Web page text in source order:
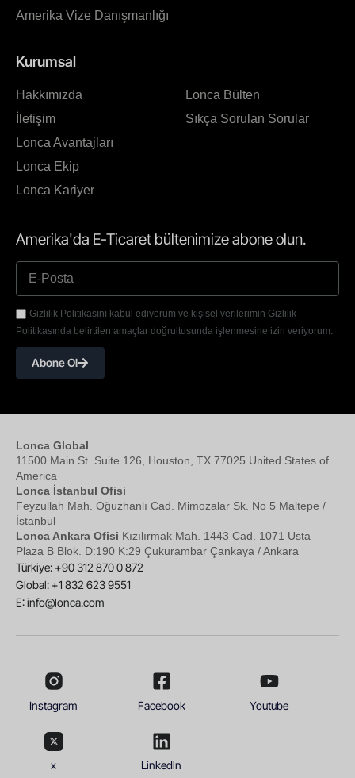
Amerika Vize Danışmanlığı
Kurumsal
Hakkımızda
İletişim
Lonca Avantajları
Lonca Ekip
Lonca Kariyer
Lonca Bülten
Sıkça Sorulan Sorular
Amerika'da E-Ticaret bültenimize abone olun.
Gizlilik Politikasını kabul ediyorum ve kişisel verilerimin Gizlilik
Politikasında belirtilen amaçlar doğrultusunda işlenmesine izin veriyorum.
Abone Ol
Lonca Global
11500 Main St. Suite 126, Houston, TX 77025 United States of
America
Lonca İstanbul Ofisi
Feyzullah Mah. Oğuzhanlı Cad. Mimozalar Sk. No 5 Maltepe /
İstanbul
Lonca Ankara Ofisi Kızılırmak Mah. 1443 Cad. 1071 Usta
Plaza B Blok. D:190 K:29 Çukurambar Çankaya / Ankara
Türkiye: +90 312 870 0 872
Global: +1 832 623 9551
E:info@lonca.com
Instagram Facebook Youtube
x Linkedln